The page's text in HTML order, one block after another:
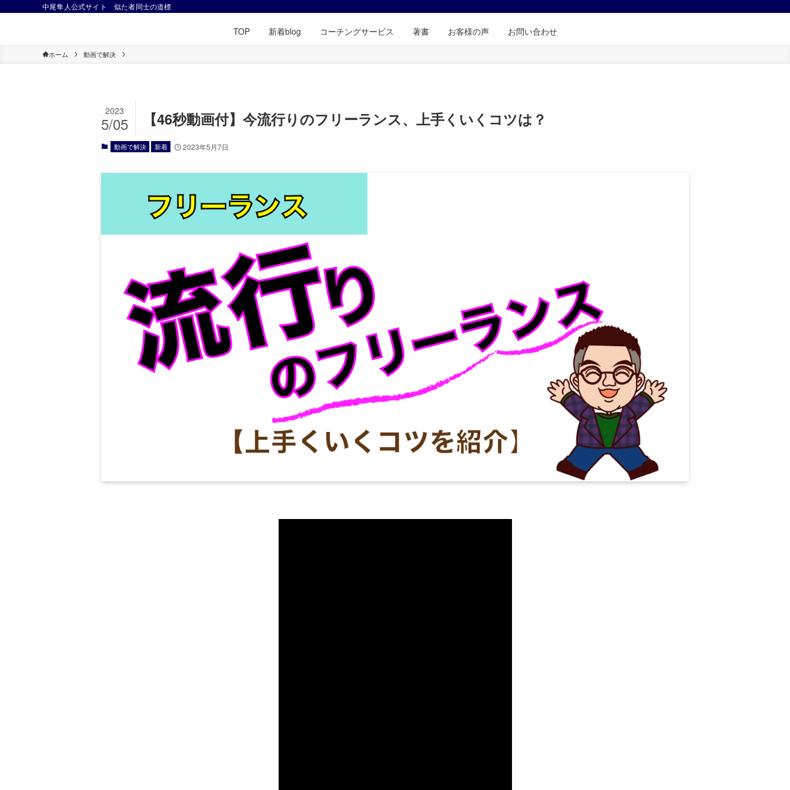
中尾隼人公式サイト 似た者同士の道標
TOP 新着blog コーチングサービス 著書 お客様の声 お問い合わせ
ホーム 動画で解決
【46秒動画付】今流行りのフリーランス、上手くいくコツは？
2023
5/05
動画で解決 新着 2023年5月7日